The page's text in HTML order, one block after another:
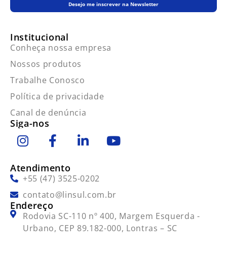
Desejo me inscrever na Newsletter
Institucional
Conheça nossa empresa
Nossos produtos
Trabalhe Conosco
Política de privacidade
Canal de denúncia
Siga-nos
Atendimento
+55 (47) 3525-0202
contato@linsul.com.br
Endereço
Rodovia SC-110 nº 400, Margem Esquerda -
Urbano, CEP 89.182-000, Lontras – SC